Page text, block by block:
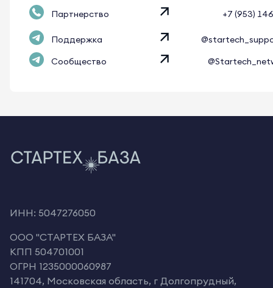
Партнерство +7 (953)
Поддержка
Сообщество
ИНН: 5047276050
OOO "СТАРТЕХ БАЗА"
КПП 504701001
ОГРН 1235000060987
141704, Московская область, г Долгопрудный,